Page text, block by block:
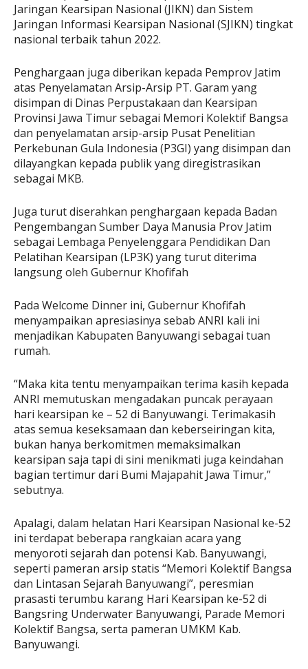
Jaringan Kearsipan Nasional (JIKN) dan Sistem
Jaringan Informasi Kearsipan Nasional (SJIKN) tingkat
nasional terbaik tahun 2022.
Penghargaan juga diberikan kepada Pemprov Jatim
atas Penyelamatan Arsip-Arsip PT. Garam yang
disimpan di Dinas Perpustakaan dan Kearsipan
Provinsi Jawa Timur sebagai Memori Kolektif Bangsa
dan penyelamatan arsip-arsip Pusat Penelitian
Perkebunan Gula Indonesia (P3GI) yang disimpan dan
dilayangkan kepada publik yang diregistrasikan
sebagai MKB.
Juga turut diserahkan penghargaan kepada Badan
Pengembangan Sumber Daya Manusia Prov Jatim
sebagai Lembaga Penyelenggara Pendidikan Dan
Pelatihan Kearsipan (LP3K) yang turut diterima
langsung oleh Gubernur Khofifah
Pada Welcome Dinner ini, Gubernur Khofifah
menyampaikan apresiasinya sebab ANRI kali ini
menjadikan Kabupaten Banyuwangi sebagai tuan
rumah.
“Maka kita tentu menyampaikan terima kasih kepada
ANRI memutuskan mengadakan puncak perayaan
hari kearsipan ke – 52 di Banyuwangi. Terimakasih
atas semua keseksamaan dan keberseiringan kita,
bukan hanya berkomitmen memaksimalkan
kearsipan saja tapi di sini menikmati juga keindahan
bagian tertimur dari Bumi Majapahit Jawa Timur,”
sebutnya.
Apalagi, dalam helatan Hari Kearsipan Nasional ke-52
ini terdapat beberapa rangkaian acara yang
menyoroti sejarah dan potensi Kab. Banyuwangi,
seperti pameran arsip statis “Memori Kolektif Bangsa
dan Lintasan Sejarah Banyuwangi”, peresmian
prasasti terumbu karang Hari Kearsipan ke-52 di
Bangsring Underwater Banyuwangi, Parade Memori
Kolektif Bangsa, serta pameran UMKM Kab.
Banyuwangi.